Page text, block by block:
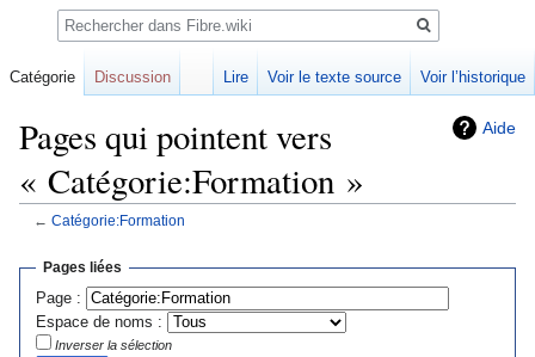
Aide
Pages qui pointent vers
« Catégorie:Formation »
← Catégorie:Formation
Sauter
navigation
Sauter
recherche
Pages liées
Page :
Espace de noms :
Inverser la sélection
Catégorie Discussion Lire Voir le texte source Voir l’historique
Rechercher